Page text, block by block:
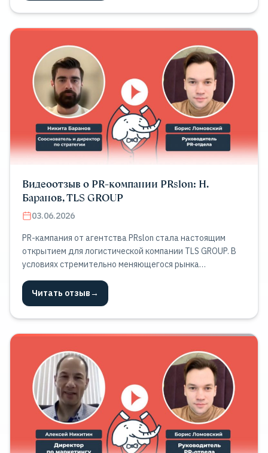
Видеоотзыв о PR-компании PRslon: Н.
Баранов, TLS GROUP
03.06.2026
PR-кампания от агентства PRslon стала настоящим
открытием для логистической компании TLS GROUP. В
условиях стремительно меняющегося рынка
партнерами играет ключевую роль. PR-агентство
продемонстрировало высокий уровень
профессионализма и глубокое понимание отрасли
Читать отзыв→